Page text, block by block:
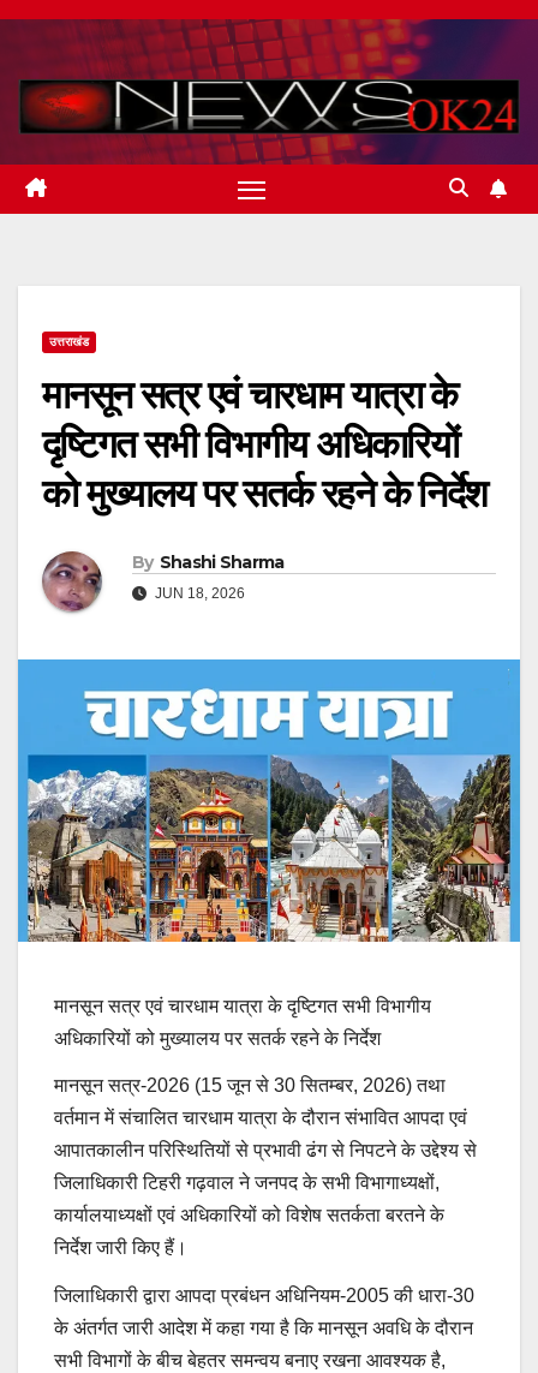
Skip
content
उत्तराखंड
मानसून सत्र एवं चारधाम यात्रा के
दृष्टिगत सभी विभागीय अधिकारियों
को मुख्यालय पर सतर्क रहने के निर्देश
By Shashi Sharma
JUN 18, 2026
मानसून सत्र एवं चारधाम यात्रा के दृष्टिगत सभी विभागीय
अधिकारियों को मुख्यालय पर सतर्क रहने के निर्देश
मानसून सत्र-2026 (15 जून से 30 सितम्बर, 2026) तथा
वर्तमान में संचालित चारधाम यात्रा के दौरान संभावित आपदा एवं
आपातकालीन परिस्थितियों से प्रभावी ढंग से निपटने के उद्देश्य से
जिलाधिकारी टिहरी गढ़वाल ने जनपद के सभी विभागाध्यक्षों,
कार्यालयाध्यक्षों एवं अधिकारियों को विशेष सतर्कता बरतने के
निर्देश जारी किए हैं।
जिलाधिकारी द्वारा आपदा प्रबंधन अधिनियम-2005 की धारा-30
के अंतर्गत जारी आदेश में कहा गया है कि मानसून अवधि के दौरान
सभी विभागों के बीच बेहतर समन्वय बनाए रखना आवश्यक है,